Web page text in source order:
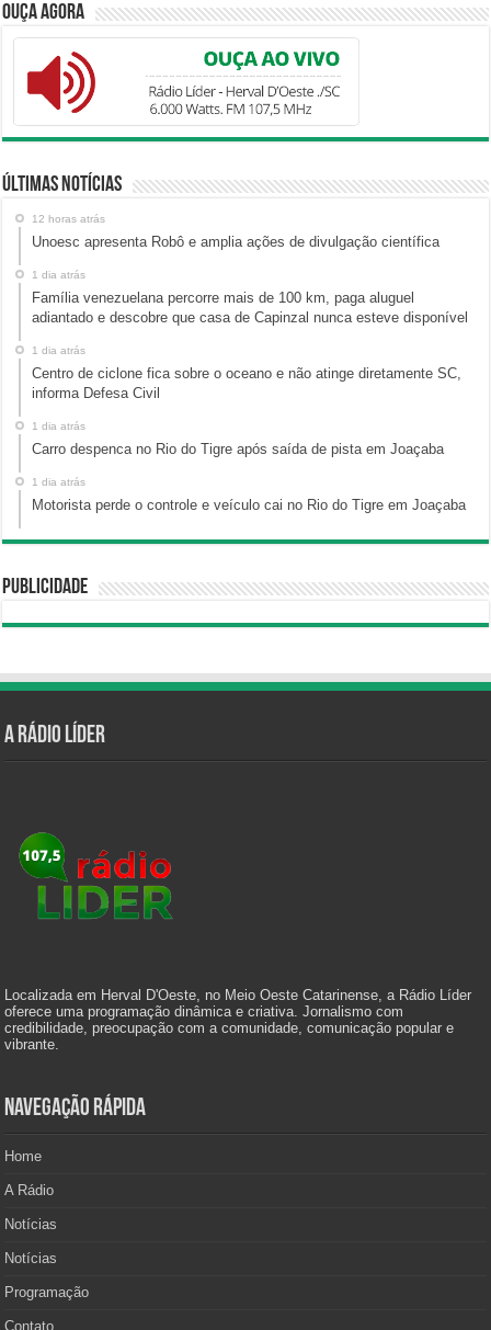
Ouça Agora
Últimas Notícias
12 horas atrás
Unoesc apresenta Robô e amplia ações de divulgação científica
1 dia atrás
Família venezuelana percorre mais de 100 km, paga aluguel
adiantado e descobre que casa de Capinzal nunca esteve disponível
1 dia atrás
Centro de ciclone fica sobre o oceano e não atinge diretamente SC,
informa Defesa Civil
1 dia atrás
Carro despenca no Rio do Tigre após saída de pista em Joaçaba
1 dia atrás
Motorista perde o controle e veículo cai no Rio do Tigre em Joaçaba
Publicidade
A Rádio Líder
Localizada em Herval D'Oeste, no Meio Oeste Catarinense, a Rádio Líder
oferece uma programação dinâmica e criativa. Jornalismo com
credibilidade, preocupação com a comunidade, comunicação popular e
vibrante.
Navegação Rápida
Home
A Rádio
Notícias
Notícias
Programação
Contato